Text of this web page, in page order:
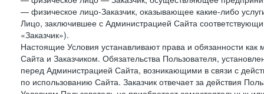
— физическое лицо-Заказчик, оказывающее какие-либо
Лицо, заключившее с Администрацией Сайта
«Заказчик»).
Настоящие Условия устанавливают права и обязанности
Сайта и Заказчиком. Обязательства Пользователя,
перед Администрацией Сайта, возникающими в связи с
по использованию Сайта. Заказчик отвечает за действия